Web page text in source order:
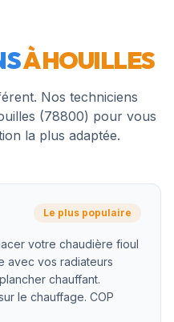
ÀHOUILLES
Nos techniciens
(78800) pour vous
la plus adaptée.
Le plus populaire
votre chaudière fioul
avec vos radiateurs
chauffant.
le chauffage. COP